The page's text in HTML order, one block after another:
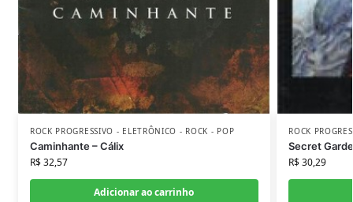
ROCK PROGRESSIVO - ELETRÔNICO - ROCK - POP
Caminhante – Cálix
R$32,57
Adicionar ao carrinho
ROCK
Secret
R$30,29